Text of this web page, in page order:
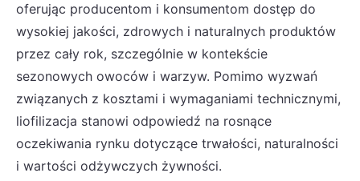
oferując producentom i konsumentom dostęp do
wysokiej jakości, zdrowych i naturalnych produktów
przez cały rok, szczególnie w kontekście
sezonowych owoców i warzyw. Pomimo wyzwań
związanych z kosztami i wymaganiami technicznymi,
liofilizacja stanowi odpowiedź na rosnące
oczekiwania rynku dotyczące trwałości, naturalności
i wartości odżywczych żywności.